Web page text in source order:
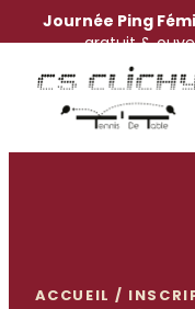
ACCUEIL /
Journée Ping
gratuit &